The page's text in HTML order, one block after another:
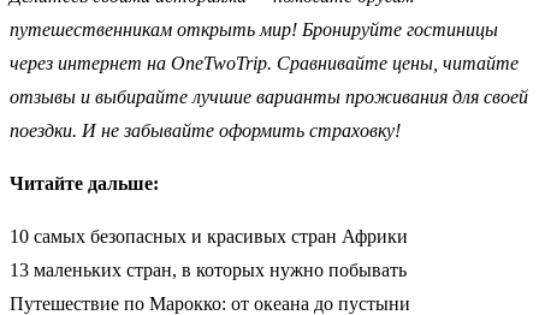
путешественникам открыть мир! Бронируйте гостиницы
через интернет на OneTwoTrip. Сравнивайте цены, читайте
отзывы и выбирайте лучшие варианты проживания для своей
поездки. И не забывайте оформить страховку!
Читайте дальше:
10 самых безопасных и красивых стран Африки
13 маленьких стран, в которых нужно побывать
Путешествие по Марокко: от океана до пустыни